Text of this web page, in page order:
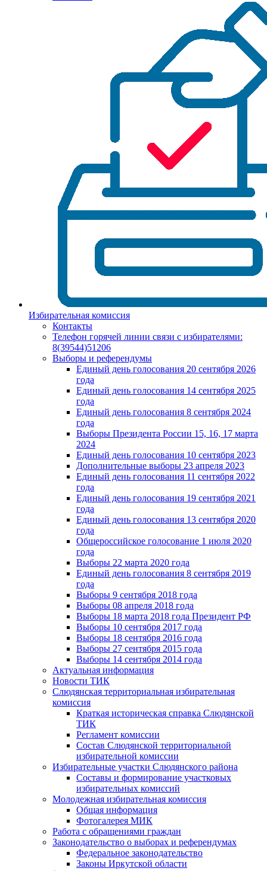
Избирательная комиссия
Контакты
Телефон горячей линии связи с избирателями:
8(39544)51206
Выборы и референдумы
Единый день голосования 20 сентября 2026
года
Единый день голосования 14 сентября 2025
года
Единый день голосования 8 сентября 2024
года
Выборы Президента России 15, 16, 17 марта
2024
Единый день голосования 10 сентября 2023
Дополнительные выборы 23 апреля 2023
Единый день голосования 11 сентября 2022
года
Единый день голосования 19 сентября 2021
года
Единый день голосования 13 сентября 2020
года
Общероссийское голосование 1 июля 2020
года
Выборы 22 марта 2020 года
Единый день голосования 8 сентября 2019
года
Выборы 9 сентября 2018 года
Выборы 08 апреля 2018 года
Выборы 18 марта 2018 года Президент РФ
Выборы 10 сентября 2017 года
Выборы 18 сентября 2016 года
Выборы 27 сентября 2015 года
Выборы 14 сентября 2014 года
Актуальная информация
Новости ТИК
Слюдянская территориальная избирательная
комиссия
Краткая историческая справка Слюдянской
ТИК
Регламент комиссии
Состав Слюдянской территориальной
избирательной комиссии
Избирательные участки Слюдянского района
Составы и формирование участковых
избирательных комиссий
Молодежная избирательная комиссия
Общая информация
Фотогалерея МИК
Работа с обращениями граждан
Законодательство о выборах и референдумах
Федеральное законодательство
Законы Иркутской области